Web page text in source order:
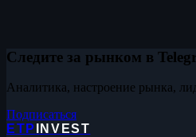
Следите за рынком в
Аналитика, настроение рынка,
Подписаться
ETP
INVEST